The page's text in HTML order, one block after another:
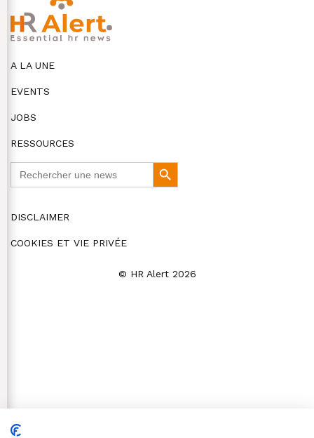
A LA UNE
EVENTS
JOBS
RESSOURCES
Search
Button
DISCLAIMER
COOKIES ET VIE PRIVÉE
© HR Alert 2026